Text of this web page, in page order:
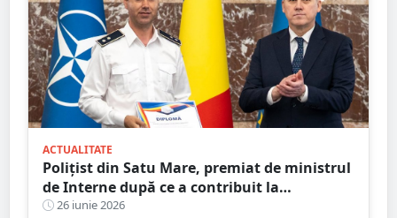
ACTUALITATE
Polițist din Satu Mare, premiat de ministrul
de Interne după ce a contribuit la
destructurarea unei rețele de contrabandă
26 iunie 2026